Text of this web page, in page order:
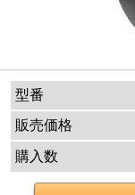
型番
販売価格
購入数